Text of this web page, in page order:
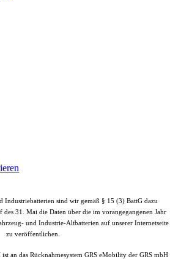
Industriebatterien sind wir gemäß § 15 (3) BattG dazu
31. Mai die Daten über die im vorangegangenen Jahr
und Industrie-Altbatterien auf unserer Internetseite
zu veröffentlichen.
an das Rücknahmesystem GRS eMobility der GRS mbH